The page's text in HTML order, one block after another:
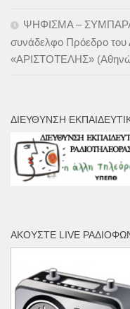
ΨΗΦΙΣΜΑ –
συνάδελφο Πρόεδρο
«ΑΡΙΣΤΟΤΕΛΗΣ»
ΔΙΕΎΘΥΝΣΗ
ΑΚΟΎΣΤΕ LIVE